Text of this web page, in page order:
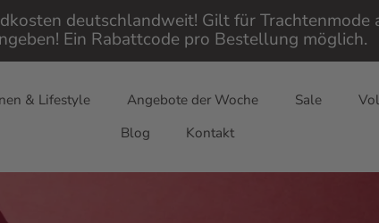
deutschlandweit! Gilt für Trachtenmode
Ein Rabattcode pro Bestellung möglich.
& Lifestyle Angebote der Woche Sale
Blog
Kontakt